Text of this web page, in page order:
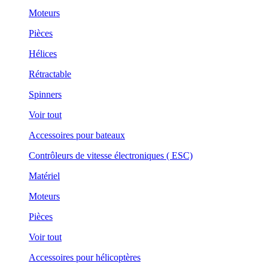
Moteurs
Pièces
Hélices
Rétractable
Spinners
Voir tout
Accessoires pour bateaux
Contrôleurs de vitesse électroniques ( ESC)
Matériel
Moteurs
Pièces
Voir tout
Accessoires pour hélicoptères